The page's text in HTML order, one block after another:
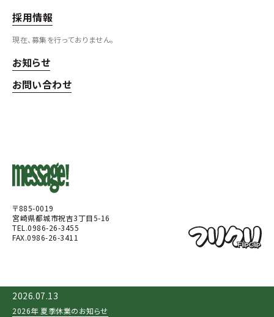
2026.07.13
2026年 夏季休業のお知らせ
採用情報
現在、募集を行っておりません。
お知らせ
お問い合わせ
〒885-0019
宮崎県都城市祝吉3丁目5-16
TEL.0986-26-3455
FAX.0986-26-3411